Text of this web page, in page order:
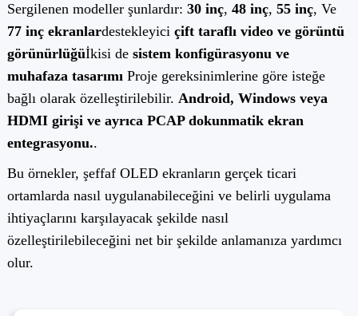
Sergilenen modeller şunlardır: 30 inç, 48 inç, 55 inç, Ve
77 inç ekranlardestekleyici çift ​​taraflı video ve görüntü
görünürlüğüİkisi de sistem konfigürasyonu ve
muhafaza tasarımıProje gereksinimlerine göre isteğe
bağlı olarak özelleştirilebilir. Android, Windows veya
HDMI girişi ve ayrıca PCAP dokunmatik ekran
entegrasyonu..
Bu örnekler, şeffaf OLED ekranların gerçek ticari
ortamlarda nasıl uygulanabileceğini ve belirli uygulama
ihtiyaçlarını karşılayacak şekilde nasıl
özelleştirilebileceğini net bir şekilde anlamanıza yardımcı
olur.